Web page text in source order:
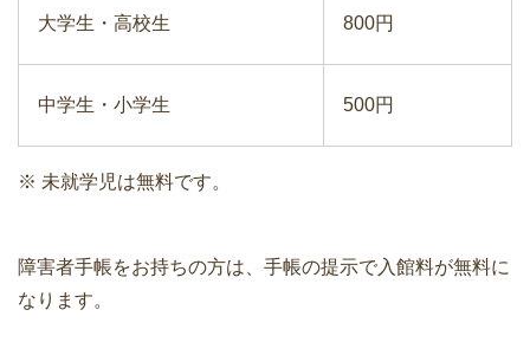
大学生・高校生 800円
中学生・小学生 500円
※ 未就学児は無料です。
障害者手帳をお持ちの方は、手帳の提示で入館料が無料に
なります。